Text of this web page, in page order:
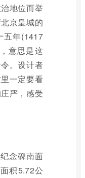
地位而举
京皇城的
五年(1417
意思是这
。设计者
一定要看
严，感受
念碑南面
积5.72公